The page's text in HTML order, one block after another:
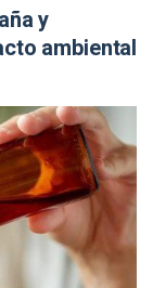
y
ambiental